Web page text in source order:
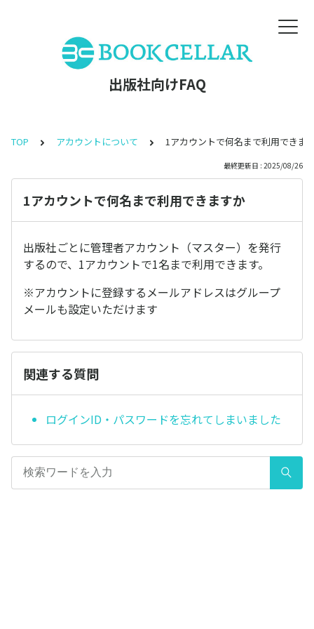
出版社向けFAQ
TOP アカウントについて 1アカウントで何名まで利用できま
最終更新日 : 2025/08/26
1アカウントで何名まで利用できますか
出版社ごとに管理者アカウント（マスター）を発行
するので、1アカウントで1名まで利用できます。
※アカウントに登録するメールアドレスはグループ
メールも設定いただけます
関連する質問
ログインID・パスワードを忘れてしまいました